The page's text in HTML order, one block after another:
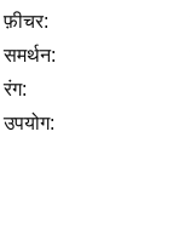
फ़ीचर:
समर्थन:
रंग:
उपयोग: